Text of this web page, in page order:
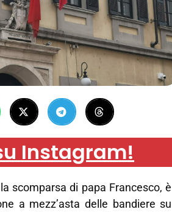
Instagram!
scomparsa di papa Francesco, è
a mezz’asta delle bandiere su